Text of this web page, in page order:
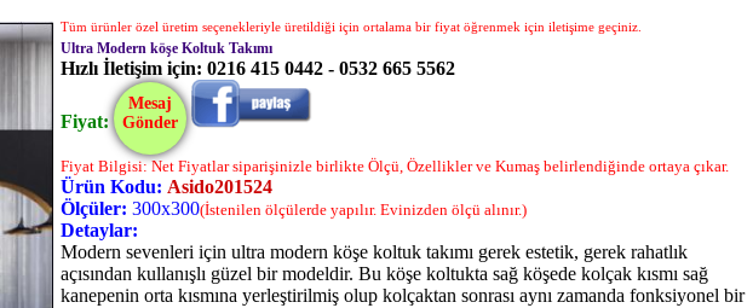
Tüm ürünler özel üretim seçenekleriyle üretildiği için ortalama bir fiyat öğrenmek için iletişime geçiniz.
Ultra Modern köşe Koltuk Takımı
Hızlı İletişim için: 0216 415 0442 - 0532 665 5562
Fiyat:
Mesaj
Gönder
Fiyat Bilgisi: Net Fiyatlar siparişinizle birlikte Ölçü, Özellikler ve Kumaş belirlendiğinde ortaya çıkar.
Ürün Kodu: Asido201524
Ölçüler: 300x300(İstenilen ölçülerde yapılır. Evinizden ölçü alınır.)
Detaylar:
Modern sevenleri için ultra modern köşe koltuk takımı gerek estetik, gerek rahatlık
açısından kullanışlı güzel bir modeldir. Bu köşe koltukta sağ köşede kolçak kısmı sağ
kanepenin orta kısmına yerleştirilmiş olup kolçaktan sonrası aynı zamanda fonksiyonel bir